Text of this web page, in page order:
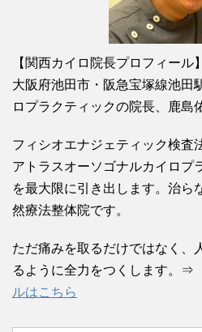
【関西カイロ院長プロフィール】
大阪府池田市・阪急宝塚線池田
ロプラクティックの院長、鹿島
フィシオエナジェティック検査
アトラスオーソゴナルカイロプ
を最大限に引き出します。治ら
然療法整体院です。
ただ痛みを取るだけではなく、
るように全力をつくします。⇒
ルはこちら